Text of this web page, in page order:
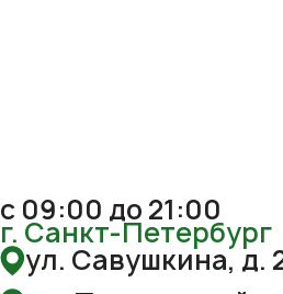
с 09:00 до 21:00
г. Санкт-Петербург
ул. Савушкина, д.